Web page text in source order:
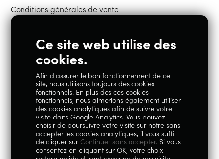
Conditions générales de vente
Restons en contact
Instagram Facebook
100% Liégeois est un concept de la société Geoby SRL, TVA
BE0759.717.658, sise Avenue Reine Elisabeth 5 à 4020 Liège.
Ce site web utilise des
cookies.
Afin d'assurer le bon fonctionnement de ce
site, nous utilisons toujours des cookies
fonctionnels. En plus des ces cookies
fonctionnels, nous aimerions également utiliser
des cookies analytiques afin de suivre votre
visite dans Google Analytics. Vous pouvez
choisir de poursuivre votre visite sur notre sans
accepter les cookies analytiques, il vous suffit
de cliquer sur Continuer sans accepter. Si vous
consentez en cliquant sur OK, votre choix